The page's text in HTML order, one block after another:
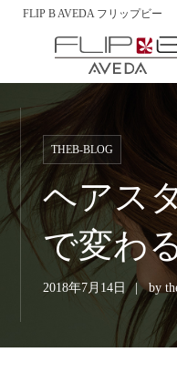
FLIP B AVEDA フリップビー
THEB-BLOG
ヘアス
で変わ
2018年7月14日 by